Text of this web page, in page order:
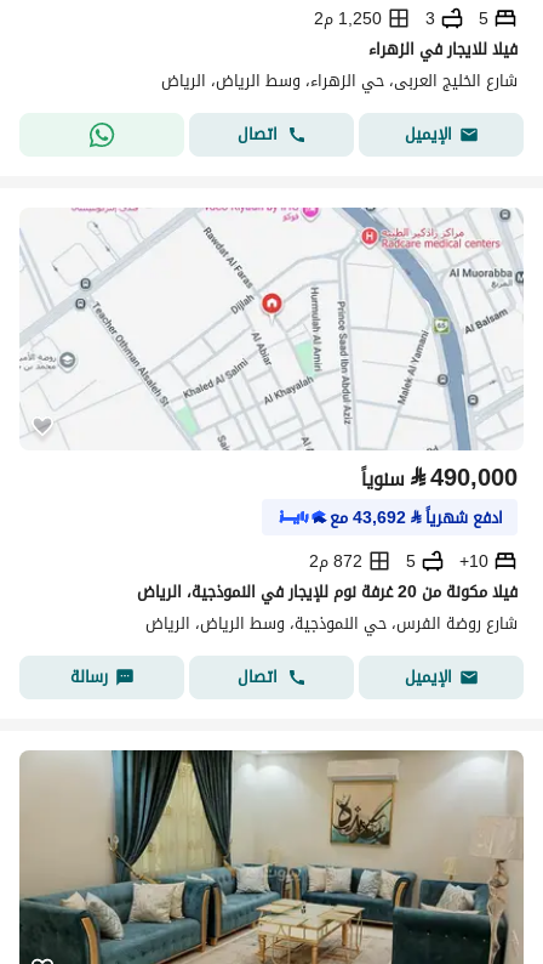
5
3
1,250 م2
فيلا للايجار في الزهراء
شارع الخليج العربى، حي الزهراء، وسط الرياض، الرياض
الإيميل
اتصال
⃁490,000 سنوياً
ادفع شهرياً⃁
43,692مع
10+
5
872 م2
فيلا مكونة من 20 غرفة نوم للإيجار في النموذجية، الرياض
شارع روضة الفرس، حي النموذجية، وسط الرياض، الرياض
الإيميل
اتصال رسالة